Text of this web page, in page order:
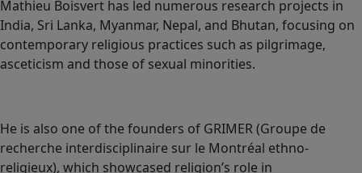
Mathieu Boisvert has led numerous research projects in
India, Sri Lanka, Myanmar, Nepal, and Bhutan, focusing on
contemporary religious practices such as pilgrimage,
asceticism and those of sexual minorities.
He is also one of the founders of GRIMER (Groupe de
recherche interdisciplinaire sur le Montréal ethno-
religieux), which showcased religion’s role in